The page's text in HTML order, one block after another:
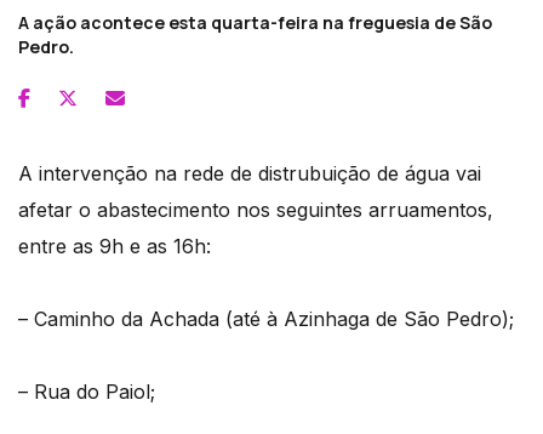
A ação acontece esta quarta-feira na freguesia de São
Pedro.
A intervenção na rede de distrubuição de água vai
afetar o abastecimento nos seguintes arruamentos,
entre as 9h e as 16h:
– Caminho da Achada (até à Azinhaga de São Pedro);
– Rua do Paiol;